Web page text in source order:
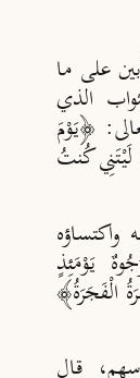
على ما
الذي
﴿يَوْمَ
كُنتُ
واكتساؤه
يَوْمَئِذٍ
الْفَجَرَةُ﴾
قال